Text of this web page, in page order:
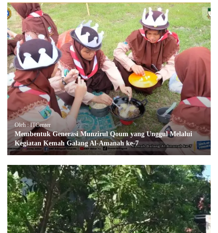
Oleh : ITCenter
Membentuk Generasi Munzirul Qoum yang Unggul Melalui
Kegiatan Kemah Galang Al-Amanah ke-7